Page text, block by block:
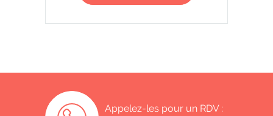
Appelez-les pour un RDV :